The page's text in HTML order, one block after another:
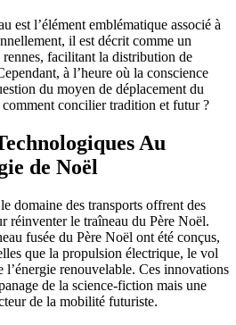
est l’élément emblématique associé à
il est décrit comme un
facilitant la distribution de
à l’heure où la conscience
du moyen de déplacement du
concilier tradition et futur ?
Au
de Noël
domaine des transports offrent des
réinventer le traîneau du Père Noël.
fusée du Père Noël ont été conçus,
que la propulsion électrique, le vol
l’énergie renouvelable. Ces innovations
de la science-fiction mais une
de la mobilité futuriste.